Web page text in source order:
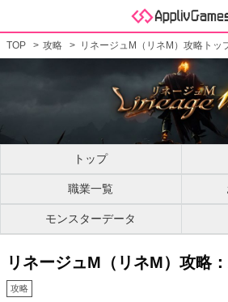
TOP 攻略 リネージュM（リネM）攻略トッ
トップ
職業一覧
モンスターデータ
リネージュM（リネM）攻略：
攻略